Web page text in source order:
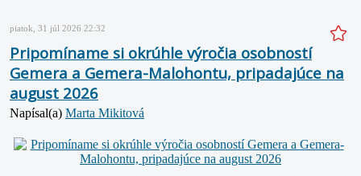
piatok, 31 júl 2026 22:32
Pripomíname si okrúhle výročia osobností
Gemera a Gemera-Malohontu, pripadajúce na
august 2026
Napísal(a) Marta Mikitová